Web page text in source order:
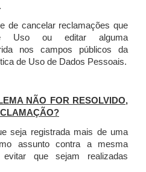
de cancelar reclamações que
Uso ou editar alguma
nos campos públicos da
de Uso de Dados Pessoais.
NÃO FOR RESOLVIDO,
seja registrada mais de uma
assunto contra a mesma
que sejam realizadas